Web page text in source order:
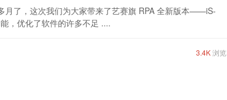
月了，这次我们为大家带来了艺赛旗 RPA 全新版本——iS-
，优化了软件的许多不足 ....
3.4K浏览